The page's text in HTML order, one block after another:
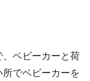
ベビーカーと荷
でベビーカーを